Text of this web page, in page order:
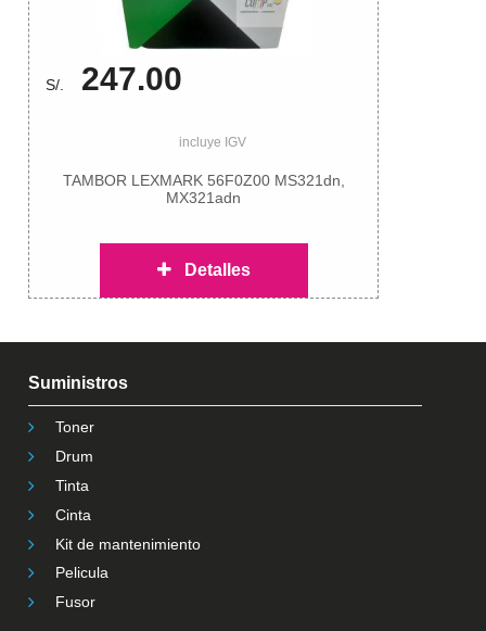
S/. 247.00
incluye IGV
TAMBOR LEXMARK 56F0Z00 MS321dn,
MX321adn
Detalles
Suministros
Toner
Drum
Tinta
Cinta
Kit de mantenimiento
Pelicula
Fusor